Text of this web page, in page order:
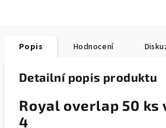
Popis Hodnocení
Detailní popis produktu
Royal overlap 50 ks
4